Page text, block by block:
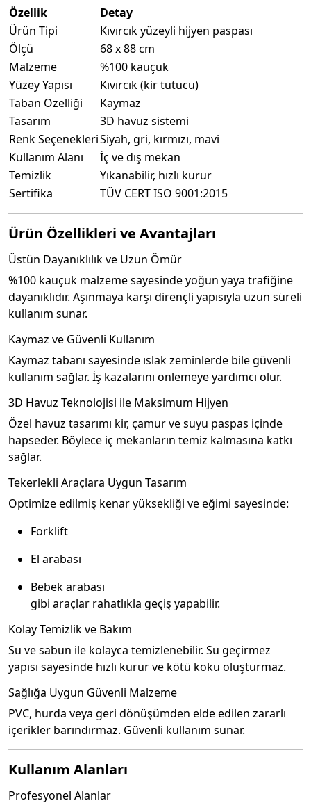
Özellik
Detay
Ürün Tipi
Kıvırcık yüzeyli hijyen paspası
Ölçü
68 x 88 cm
Malzeme
%100 kauçuk
Yüzey Yapısı
Kıvırcık (kir tutucu)
Taban Özelliği
Kaymaz
Tasarım
3D havuz sistemi
Renk SeçenekleriSiyah, gri, kırmızı, mavi
Kullanım Alanı
İç ve dış mekan
Temizlik
Yıkanabilir, hızlı kurur
Sertifika
TÜV CERT ISO 9001:2015
Ürün Özellikleri ve Avantajları
Üstün Dayanıklılık ve Uzun Ömür
%100 kauçuk malzeme sayesinde yoğun yaya trafiğine
dayanıklıdır. Aşınmaya karşı dirençli yapısıyla uzun süreli
kullanım sunar.
Kaymaz ve Güvenli Kullanım
Kaymaz tabanı sayesinde ıslak zeminlerde bile güvenli
kullanım sağlar. İş kazalarını önlemeye yardımcı olur.
3D Havuz Teknolojisi ile Maksimum Hijyen
Özel havuz tasarımı kir, çamur ve suyu paspas içinde
hapseder. Böylece iç mekanların temiz kalmasına katkı
sağlar.
Tekerlekli Araçlara Uygun Tasarım
Optimize edilmiş kenar yüksekliği ve eğimi sayesinde:
Forklift
El arabası
Bebek arabası
gibi araçlar rahatlıkla geçiş yapabilir.
Kolay Temizlik ve Bakım
Su ve sabun ile kolayca temizlenebilir. Su geçirmez
yapısı sayesinde hızlı kurur ve kötü koku oluşturmaz.
Sağlığa Uygun Güvenli Malzeme
PVC, hurda veya geri dönüşümden elde edilen zararlı
içerikler barındırmaz. Güvenli kullanım sunar.
Kullanım Alanları
Profesyonel Alanlar